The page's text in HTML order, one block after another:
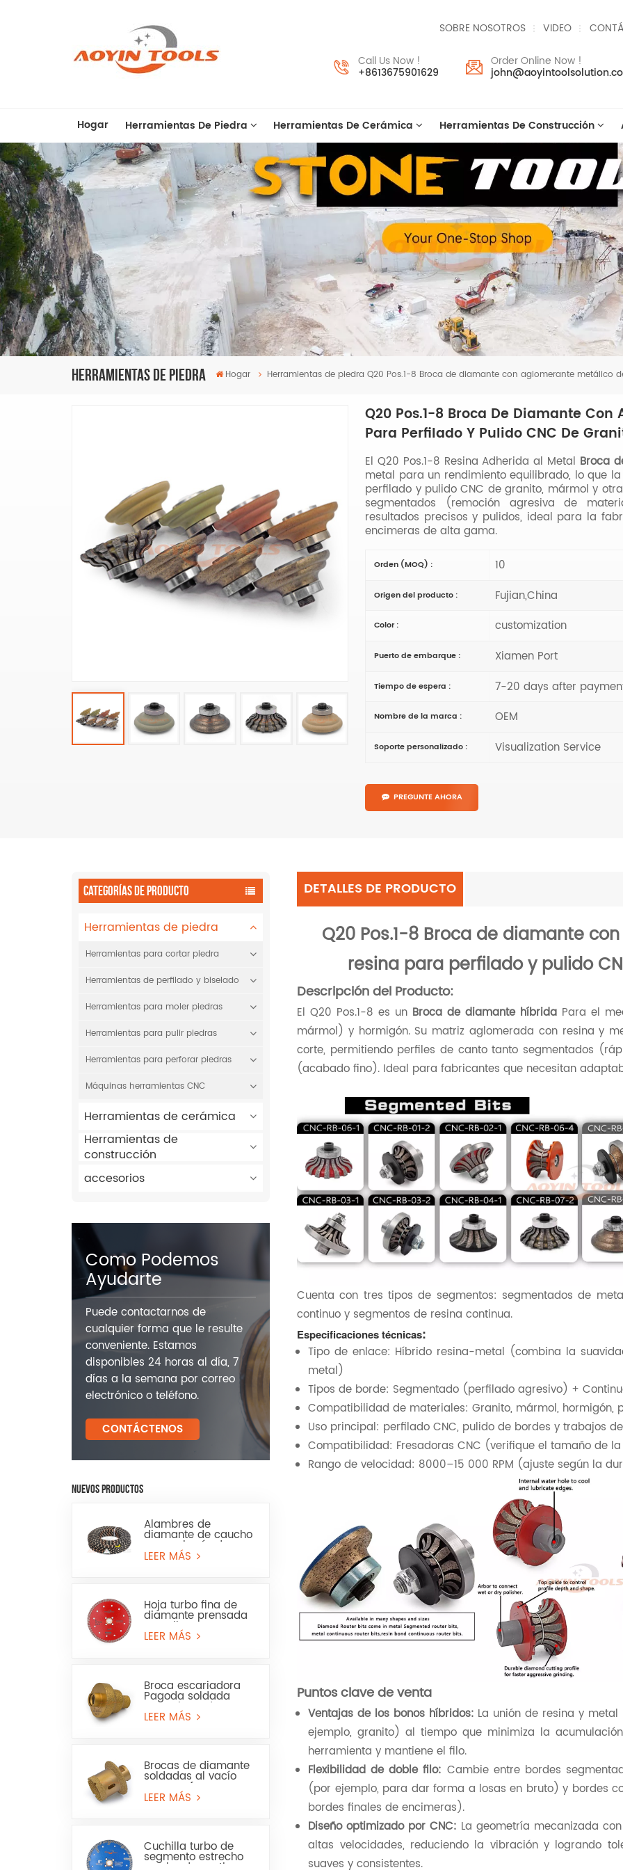
SOBRE NOSOTROS VIDEO
Call Us Now !
+8613675901629
Order Online Now !
Hogar Herramientas De Piedra Herramientas De Cerámica Herramientas De Construcción
Herramientas De Piedra Hogar Herramientas de piedra Q20 Pos.1-8 Broca de diamante con aglomerante metálico
Q20 Pos.1-8 Broca De Diamante
Para Perfilado Y Pulido CNC De
El Q20 Pos.1-8 Resina Adherida al Metal Broca
metal para un rendimiento equilibrado, lo que
perfilado y pulido CNC de granito, mármol y
segmentados (remoción agresiva de
resultados precisos y pulidos, ideal para la
encimeras de alta gama.
Orden (MOQ) : 10
Origen del producto : Fujian,China
Color : customization
Puerto de embarque : Xiamen Port
Tiempo de espera : 7-20 days after
Nombre de la marca : OEM
Soporte personalizado : Visualization Service
PREGUNTE AHORA
CATEGORÍAS DE PRODUCTO
Herramientas de piedra
Herramientas para cortar piedra
Herramientas de perfilado y biselado
Herramientas para moler piedras
Herramientas para pulir piedras
Herramientas para perforar piedras
Máquinas herramientas CNC
Herramientas de cerámica
Herramientas de
construcción
accesorios
Como Podemos
Ayudarte
Puede contactarnos de
cualquier forma que le resulte
conveniente. Estamos
disponibles 24 horas al día, 7
días a la semana por correo
electrónico o teléfono.
CONTÁCTENOS
NUEVOS PRODUCTOS
Alambres de
diamante de caucho
para minería de
granito y arenisca
LEER MÁS
Hoja turbo fina de
diamante prensada
en caliente para
granito, mármol, uso
LEER MÁS
Broca escariadora
Pagoda soldada
para sierra de
corona para mármol
LEER MÁS
Brocas de diamante
soldadas al vacío
para perforar
baldosas de
LEER MÁS
Cuchilla turbo de
segmento estrecho
DETALLES DE PRODUCTO
Q20 Pos.1-8 Broca de diamante
resina para perfilado y pulido
Descripción del Producto:
El Q20 Pos.1-8 es un Broca de diamante híbridaPara el
mármol) y hormigón. Su matriz aglomerada con resina y
corte, permitiendo perfiles de canto tanto segmentados
(acabado fino). Ideal para fabricantes que necesitan
Cuenta con tres tipos de segmentos: segmentados de
continuo y segmentos de resina continua.
Especificaciones técnicas:
Tipo de enlace: Híbrido resina-metal (combina la
metal)
Tipos de borde: Segmentado (perfilado agresivo) +
Compatibilidad de materiales: Granito, mármol,
Uso principal: perfilado CNC, pulido de bordes y trabajos
Compatibilidad: Fresadoras CNC (verifique el tamaño de
Rango de velocidad: 8000–15 000 RPM (ajuste según la
Puntos clave de venta
Ventajas de los bonos híbridos: La unión de resina y
ejemplo, granito) al tiempo que minimiza la
herramienta y mantiene el filo.
Flexibilidad de doble filo: Cambie entre bordes
(por ejemplo, para dar forma a losas en bruto) y bordes
bordes finales de encimeras).
Diseño optimizado por CNC: La geometría mecanizada
altas velocidades, reduciendo la vibración y logrando
suaves y consistentes.